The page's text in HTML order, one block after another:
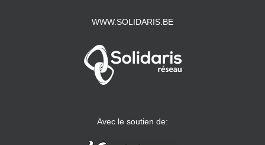
WWW.SOLIDARIS.BE
Avec le soutien de: